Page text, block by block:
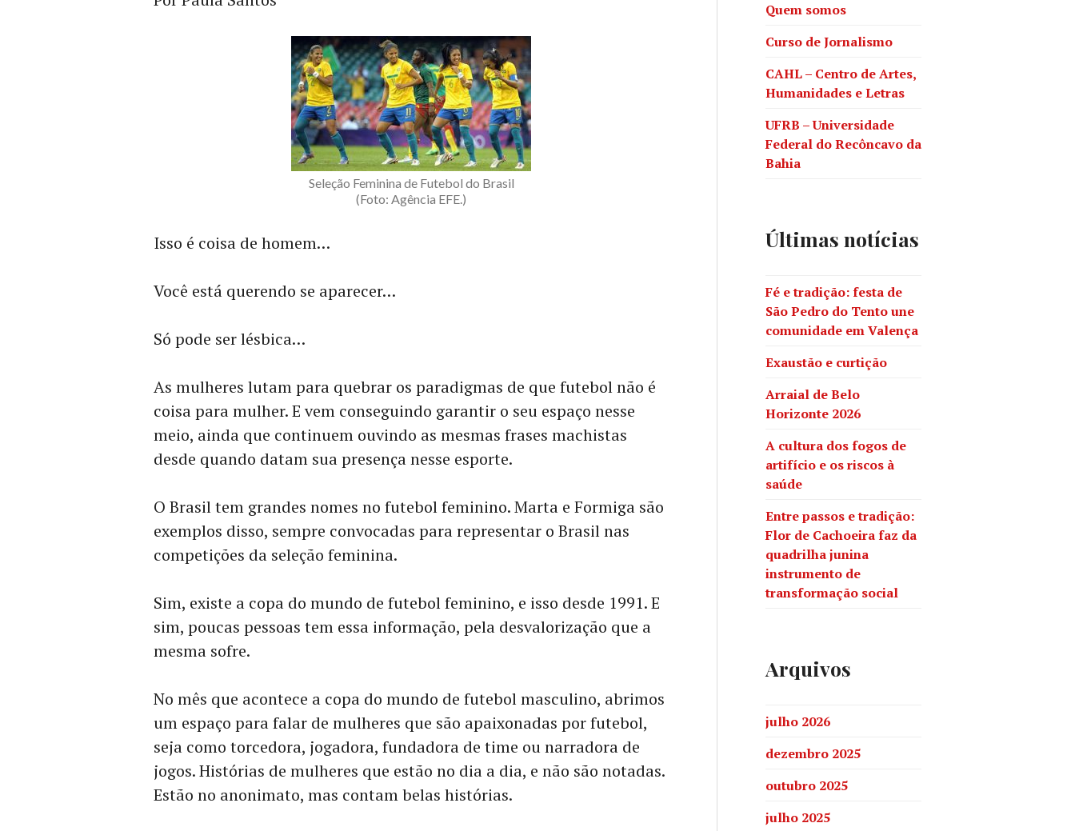
Seleção Feminina de Futebol do Brasil
(Foto: Agência EFE.)
Isso é coisa de homem…
Você está querendo se aparecer…
Só pode ser lésbica…
As mulheres lutam para quebrar os paradigmas de que futebol não é
coisa para mulher. E vem conseguindo garantir o seu espaço nesse
meio, ainda que continuem ouvindo as mesmas frases machistas
desde quando datam sua presença nesse esporte.
O Brasil tem grandes nomes no futebol feminino. Marta e Formiga são
exemplos disso, sempre convocadas para representar o Brasil nas
competições da seleção feminina.
Sim, existe a copa do mundo de futebol feminino, e isso desde 1991. E
sim, poucas pessoas tem essa informação, pela desvalorização que a
mesma sofre.
No mês que acontece a copa do mundo de futebol masculino, abrimos
um espaço para falar de mulheres que são apaixonadas por futebol,
seja como torcedora, jogadora, fundadora de time ou narradora de
jogos. Histórias de mulheres que estão no dia a dia, e não são notadas.
Estão no anonimato, mas contam belas histórias.
Quem somos
Curso de Jornalismo
CAHL – Centro de Artes,
Humanidades e Letras
UFRB – Universidade
Federal do Recôncavo da
Bahia
Últimas notícias
Fé e tradição: festa de
São Pedro do Tento une
comunidade em Valença
Exaustão e curtição
Arraial de Belo
Horizonte 2026
A cultura dos fogos de
artifício e os riscos à
saúde
Entre passos e tradição:
Flor de Cachoeira faz da
quadrilha junina
instrumento de
transformação social
Arquivos
julho 2026
dezembro 2025
outubro 2025
julho 2025